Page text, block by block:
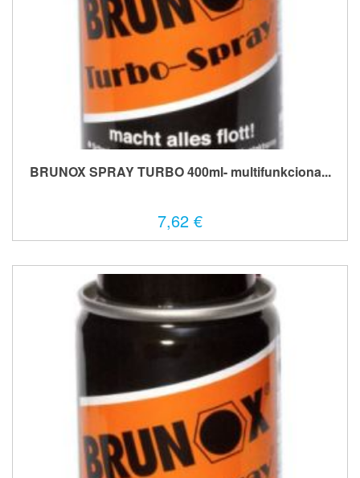
BRUNOX SPRAY TURBO 400ml- multifunkciona...
7,62 €